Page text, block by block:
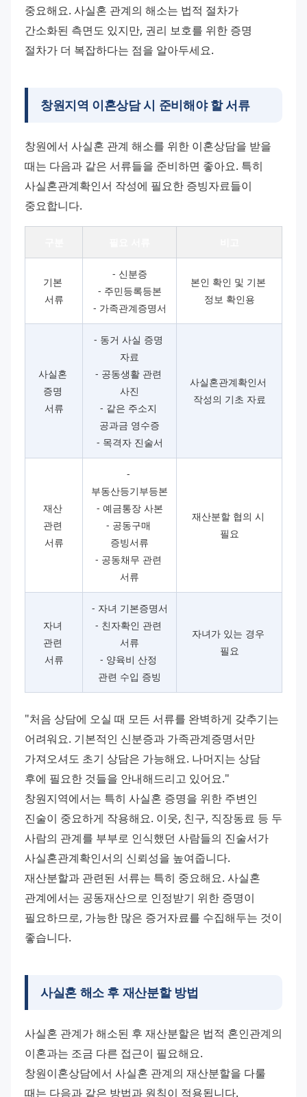
중요해요. 사실혼 관계의 해소는 법적 절차가
간소화된 측면도 있지만, 권리 보호를 위한 증명
절차가 더 복잡하다는 점을 알아두세요.
창원지역 이혼상담 시 준비해야 할 서류
창원에서 사실혼 관계 해소를 위한 이혼상담을 받을
때는 다음과 같은 서류들을 준비하면 좋아요. 특히
사실혼관계확인서 작성에 필요한 증빙자료들이
중요합니다.
기본
서류
- 신분증
- 주민등록등본
- 가족관계증명서
본인 확인 및 기본
정보 확인용
사실혼
증명
서류
- 동거 사실 증명
자료
- 공동생활 관련
사진
- 같은 주소지
공과금 영수증
- 목격자 진술서
사실혼관계확인서
작성의 기초 자료
재산
관련
서류
-
부동산등기부등본
- 예금통장 사본
- 공동구매
증빙서류
- 공동채무 관련
서류
재산분할 협의 시
필요
자녀
관련
서류
- 자녀 기본증명서
- 친자확인 관련
서류
- 양육비 산정
관련 수입 증빙
자녀가 있는 경우
필요
"처음 상담에 오실 때 모든 서류를 완벽하게 갖추기는
어려워요. 기본적인 신분증과 가족관계증명서만
가져오셔도 초기 상담은 가능해요. 나머지는 상담
후에 필요한 것들을 안내해드리고 있어요."
창원지역에서는 특히 사실혼 증명을 위한 주변인
진술이 중요하게 작용해요. 이웃, 친구, 직장동료 등 두
사람의 관계를 부부로 인식했던 사람들의 진술서가
사실혼관계확인서의 신뢰성을 높여줍니다.
재산분할과 관련된 서류는 특히 중요해요. 사실혼
관계에서는 공동재산으로 인정받기 위한 증명이
필요하므로, 가능한 많은 증거자료를 수집해두는 것이
좋습니다.
사실혼 해소 후 재산분할 방법
사실혼 관계가 해소된 후 재산분할은 법적 혼인관계의
이혼과는 조금 다른 접근이 필요해요.
창원이혼상담에서 사실혼 관계의 재산분할을 다룰
때는 다음과 같은 방법과 원칙이 적용됩니다.